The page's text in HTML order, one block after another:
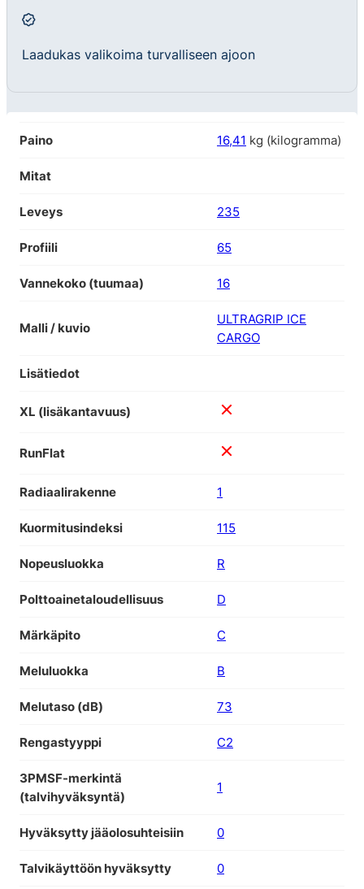
Laadukas valikoima turvalliseen ajoon
Paino 16,41 kg (kilogramma)
Mitat
Leveys 235
Profiili 65
Vannekoko (tuumaa) 16
Malli / kuvio
ULTRAGRIP ICE
CARGO
Lisätiedot
XL (lisäkantavuus)
RunFlat
Radiaalirakenne 1
Kuormitusindeksi 115
Nopeusluokka R
Polttoainetaloudellisuus D
Märkäpito C
Meluluokka B
Melutaso (dB) 73
Rengastyyppi C2
3PMSF-merkintä
(talvihyväksyntä)
1
Hyväksytty jääolosuhteisiin 0
Talvikäyttöön hyväksytty 0